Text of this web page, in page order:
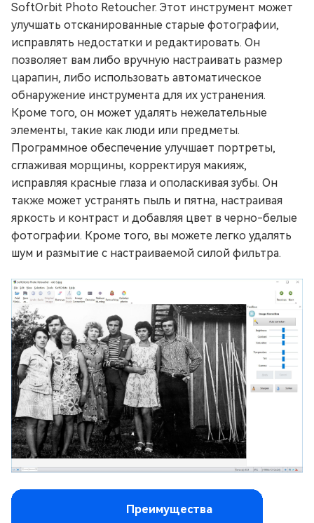
SoftOrbit Photo Retoucher. Этот инструмент может
улучшать отсканированные старые фотографии,
исправлять недостатки и редактировать. Он
позволяет вам либо вручную настраивать размер
царапин, либо использовать автоматическое
обнаружение инструмента для их устранения.
Кроме того, он может удалять нежелательные
элементы, такие как люди или предметы.
Программное обеспечение улучшает портреты,
сглаживая морщины, корректируя макияж,
исправляя красные глаза и ополаскивая зубы. Он
также может устранять пыль и пятна, настраивая
яркость и контраст и добавляя цвет в черно-белые
фотографии. Кроме того, вы можете легко удалять
шум и размытие с настраиваемой силой фильтра.
Преимущества